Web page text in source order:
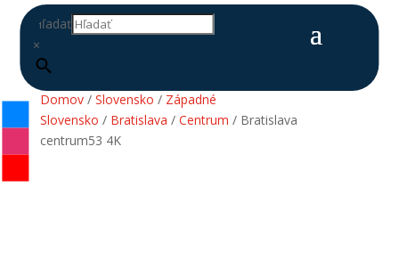
Hľadať
×
Domov/ Slovensko / Západné
Slovensko / Bratislava / Centrum / Bratislava
centrum53 4K